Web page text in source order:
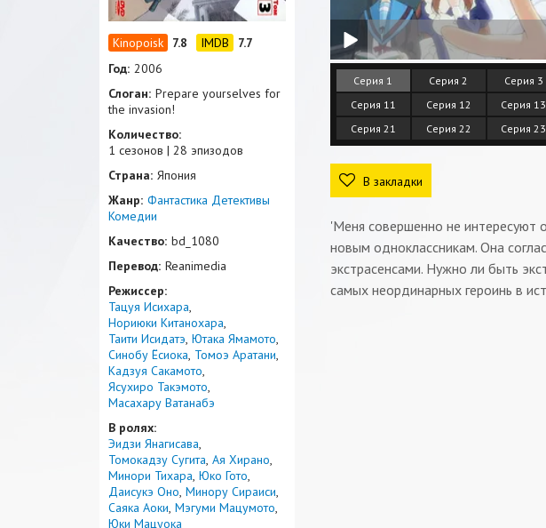
Серия 1 Серия 2 Серия 3
Серия 11
Серия 12 Серия 13
Серия 21
Серия 22 Серия 23
В закладки
'Меня совершенно не интересуют
новым одноклассникам. Она
экстрасенсами. Нужно ли быть
самых неординарных героинь в
7.8
7.7
Год: 2006
Слоган: Prepare yourselves for
the invasion!
Количество:
1 сезонов | 28 эпизодов
Страна: Япония
Жанр: Фантастика Детективы
Комедии
Качество: bd_1080
Перевод: Reanimedia
Режиссер:
Тацуя Исихара
Нориюки Китанохара
Таити Исидатэ Ютака Ямамото
Синобу Ёсиока Томоэ Аратани
Кадзуя Сакамото
Ясухиро Такэмото
Масахару Ватанабэ
В ролях:
Эидзи Янагисава
Томокадзу Сугита Ая Хирано
Минори Тихара Юко Гото
Даисукэ Оно Минору Сираиси
Саяка Аоки Мэгуми Мацумото
Юки Мацуока